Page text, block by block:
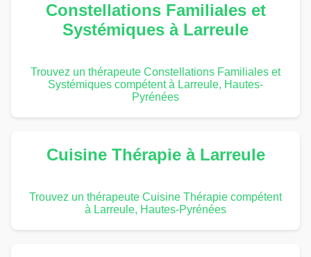
Constellations Familiales et
Systémiques à Larreule
Trouvez un thérapeute Constellations Familiales et
Systémiques compétent à Larreule, Hautes-
Pyrénées
Cuisine Thérapie à Larreule
Trouvez un thérapeute Cuisine Thérapie compétent
à Larreule, Hautes-Pyrénées